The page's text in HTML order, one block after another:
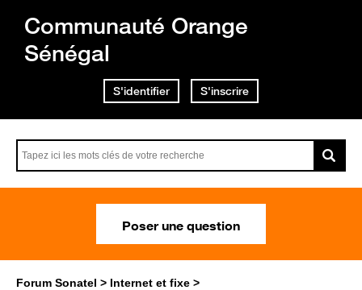
Communauté Orange
Sénégal
S'identifier S'inscrire
Poser une question
Forum Sonatel
Internet et fixe